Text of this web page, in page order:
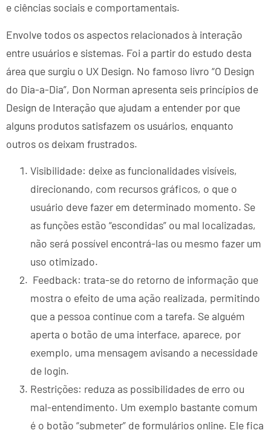
e ciências sociais e comportamentais.
Envolve todos os aspectos relacionados à interação
entre usuários e sistemas. Foi a partir do estudo desta
área que surgiu o UX Design. No famoso livro “O Design
do Dia-a-Dia”, Don Norman apresenta seis princípios de
Design de Interação que ajudam a entender por que
alguns produtos satisfazem os usuários, enquanto
outros os deixam frustrados.
Visibilidade: deixe as funcionalidades visíveis,
direcionando, com recursos gráficos, o que o
usuário deve fazer em determinado momento. Se
as funções estão “escondidas” ou mal localizadas,
não será possível encontrá-las ou mesmo fazer um
uso otimizado.
Feedback: trata-se do retorno de informação que
mostra o efeito de uma ação realizada, permitindo
que a pessoa continue com a tarefa. Se alguém
aperta o botão de uma interface, aparece, por
exemplo, uma mensagem avisando a necessidade
de login.
Restrições: reduza as possibilidades de erro ou
mal-entendimento. Um exemplo bastante comum
é o botão “submeter” de formulários online. Ele fica